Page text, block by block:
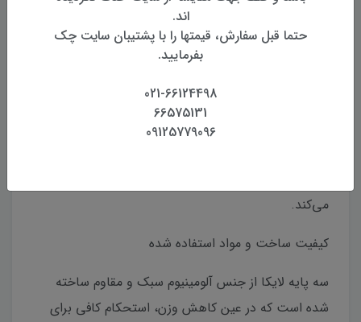
تجهیزات حرفه‌ای و باکیفیت برند لایکا است که برای
و موقعیت‌یابی با دستگاه‌های GPS و توتال استیشن
طراحی شده است. این سه پایه با ترکیب دوام بالا،
می‌کند.
کیفیت ساخت و مواد استفاده شده
سه پایه لایکا از جنس آلومینیوم سبک و مقاوم ساخته
شده است که در عین کاهش وزن، استحکام کافی برای
اند.
حتما قبل سفارش، قیمتها را با پشتیبان سایت چک
بفرمایید.
021-66124498
66575131
09125779096